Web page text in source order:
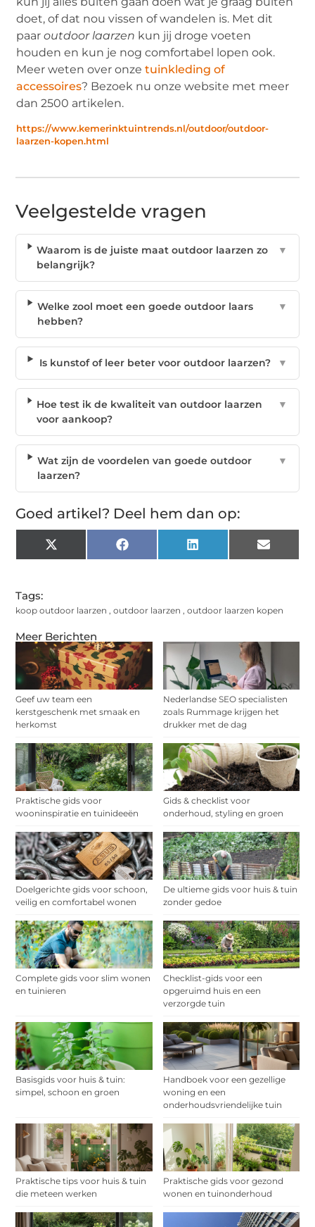
Meer Berichten
Geef uw team een
kerstgeschenk met smaak en
herkomst
Nederlandse SEO specialisten
zoals Rummage krijgen het
drukker met de dag
Praktische gids voor
wooninspiratie en tuinideeën
Gids & checklist voor
onderhoud, styling en groen
Doelgerichte gids voor schoon,
veilig en comfortabel wonen
De ultieme gids voor huis & tuin
zonder gedoe
Complete gids voor slim wonen
en tuinieren
Checklist-gids voor een
opgeruimd huis en een
verzorgde tuin
Basisgids voor huis & tuin:
simpel, schoon en groen
Handboek voor een gezellige
woning en een
onderhoudsvriendelijke tuin
Praktische tips voor huis & tuin
die meteen werken
Praktische gids voor gezond
wonen en tuinonderhoud
doet, of dat nou vissen of wandelen is. Met dit
paaroutdoor laarzen kun jij droge voeten
houden en kun je nog comfortabel lopen ook.
Meer weten over onzetuinkleding of
accessoires? Bezoek nu onze website met meer
dan 2500 artikelen.
https://www.kemerinktuintrends.nl/outdoor/outdoor-
laarzen-kopen.html
Veelgestelde vragen
Waarom is de juiste maat outdoor laarzen zo
belangrijk?
▼
Welke zool moet een goede outdoor laars
hebben?
▼
Is kunstof of leer beter voor outdoor laarzen? ▼
Hoe test ik de kwaliteit van outdoor laarzen
voor aankoop?
▼
Wat zijn de voordelen van goede outdoor
laarzen?
▼
Goed artikel? Deel hem dan op:
X
(Twitter)
Facebook LinkedIn Email
Tags:
koop outdoor laarzen ,outdoor laarzen ,outdoor laarzen kopen